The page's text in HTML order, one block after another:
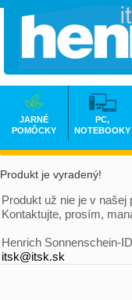
Produkt je vyradený!
Produkt už nie je v našej
Kontaktujte, prosím,
Henrich Sonnenschein-
itsk@itsk.sk
JARNÉ
POMÔCKY
PC,
NOTEBOOKY